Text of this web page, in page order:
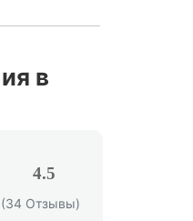
в
4.5
(34 Отзывы)